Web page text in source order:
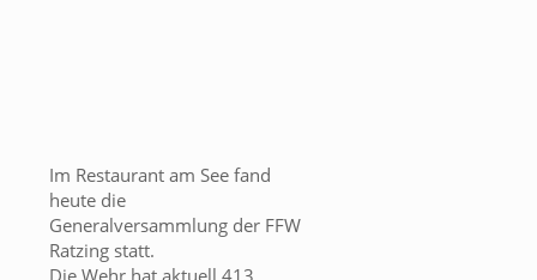
Im Restaurant am See fand
heute die
Generalversammlung der FFW
Ratzing statt.